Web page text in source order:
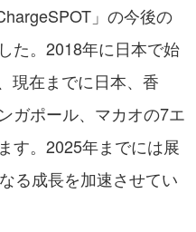
」の今後の
た。2018年に日本で始
現在までに日本、香
ガポール、マカオの7エ
す。2025年までには展
る成長を加速させてい